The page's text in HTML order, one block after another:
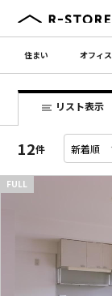
住まい オフィス
リスト表示
12件
FULL